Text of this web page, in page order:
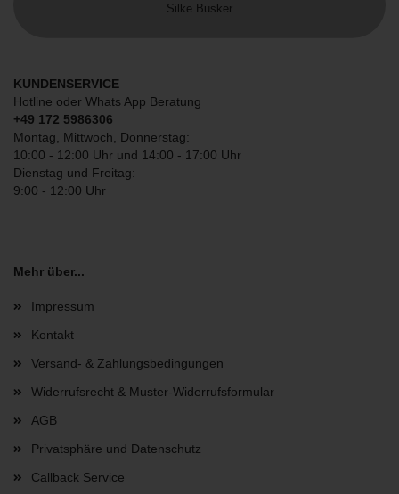
Silke Busker
KUNDENSERVICE
Hotline oder Whats App Beratung
+49 172 5986306
Montag, Mittwoch, Donnerstag:
10:00 - 12:00 Uhr und 14:00 - 17:00 Uhr
Dienstag und Freitag:
9:00 - 12:00 Uhr
Mehr über...
Impressum
Kontakt
Versand- & Zahlungsbedingungen
Widerrufsrecht & Muster-Widerrufsformular
AGB
Privatsphäre und Datenschutz
Callback Service